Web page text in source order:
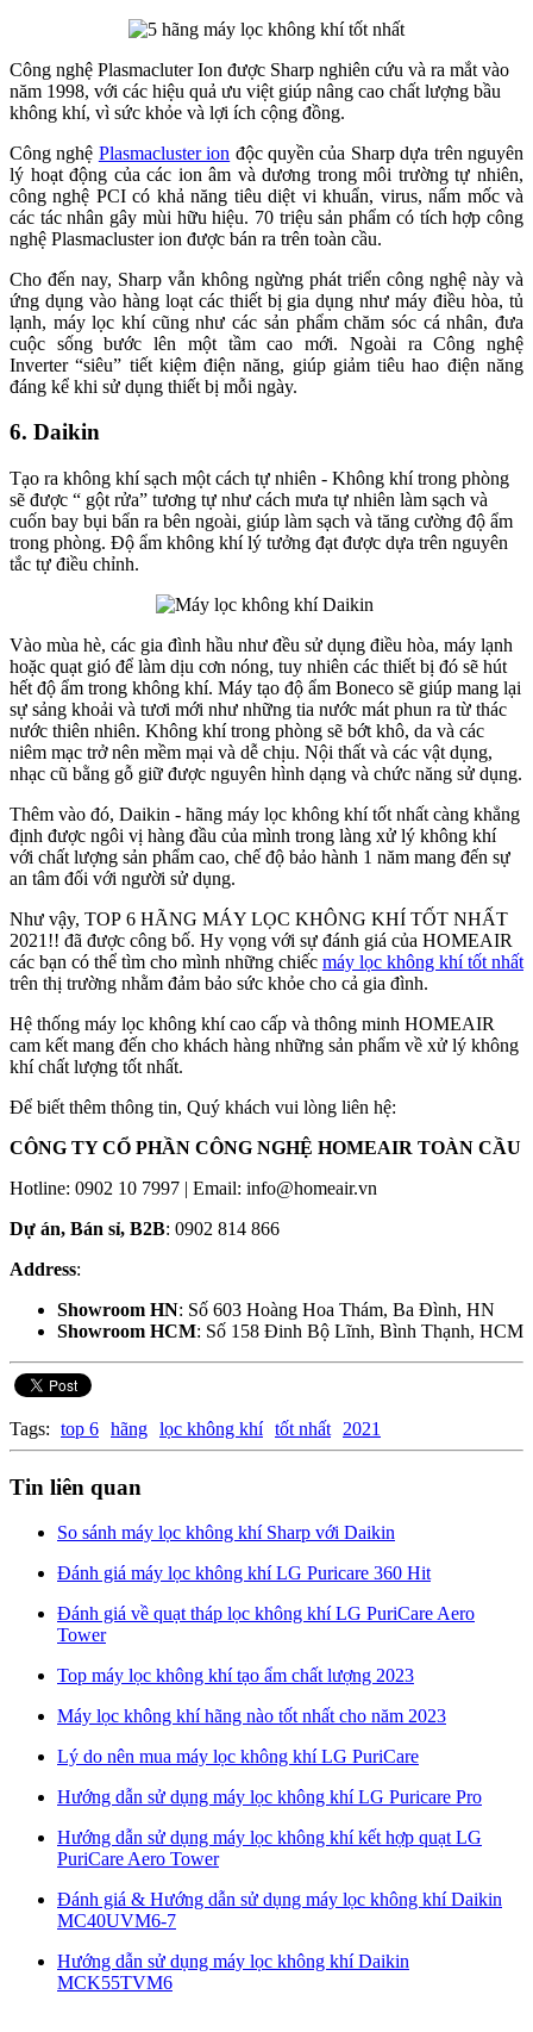
Công nghệ Plasmacluter Ion được Sharp nghiên cứu và ra mắt vào
năm 1998, với các hiệu quả ưu việt giúp nâng cao chất lượng bầu
không khí, vì sức khỏe và lợi ích cộng đồng.
Công nghệ Plasmacluster ion độc quyền của Sharp dựa trên nguyên
lý hoạt động của các ion âm và dương trong môi trường tự nhiên,
công nghệ PCI có khả năng tiêu diệt vi khuẩn, virus, nấm mốc và
các tác nhân gây mùi hữu hiệu. 70 triệu sản phẩm có tích hợp công
nghệ Plasmacluster ion được bán ra trên toàn cầu.
Cho đến nay, Sharp vẫn không ngừng phát triển công nghệ này và
ứng dụng vào hàng loạt các thiết bị gia dụng như máy điều hòa, tủ
lạnh, máy lọc khí cũng như các sản phẩm chăm sóc cá nhân, đưa
cuộc sống bước lên một tầm cao mới. Ngoài ra Công nghệ
Inverter “siêu” tiết kiệm điện năng, giúp giảm tiêu hao điện năng
đáng kể khi sử dụng thiết bị mỗi ngày.
6. Daikin
Tạo ra không khí sạch một cách tự nhiên - Không khí trong phòng
sẽ được “ gột rửa” tương tự như cách mưa tự nhiên làm sạch và
cuốn bay bụi bẩn ra bên ngoài, giúp làm sạch và tăng cường độ ẩm
trong phòng. Độ ẩm không khí lý tưởng đạt được dựa trên nguyên
tắc tự điều chỉnh.
Vào mùa hè, các gia đình hầu như đều sử dụng điều hòa, máy lạnh
hoặc quạt gió để làm dịu cơn nóng, tuy nhiên các thiết bị đó sẽ hút
hết độ ẩm trong không khí. Máy tạo độ ẩm Boneco sẽ giúp mang lại
sự sảng khoải và tươi mới như những tia nước mát phun ra từ thác
nước thiên nhiên. Không khí trong phòng sẽ bớt khô, da và các
niêm mạc trở nên mềm mại và dễ chịu. Nội thất và các vật dụng,
nhạc cũ bằng gỗ giữ được nguyên hình dạng và chức năng sử dụng.
Thêm vào đó, Daikin - hãng máy lọc không khí tốt nhất càng khẳng
định được ngôi vị hàng đầu của mình trong làng xử lý không khí
với chất lượng sản phẩm cao, chế độ bảo hành 1 năm mang đến sự
an tâm đối với người sử dụng.
Như vậy, TOP 6 HÃNG MÁY LỌC KHÔNG KHÍ TỐT NHẤT
2021!! đã được công bố. Hy vọng với sự đánh giá của HOMEAIR
các bạn có thể tìm cho mình những chiếc máy lọc không khí tốt nhất
trên thị trường nhằm đảm bảo sức khỏe cho cả gia đình.
Hệ thống máy lọc không khí cao cấp và thông minh HOMEAIR
cam kết mang đến cho khách hàng những sản phẩm về xử lý không
khí chất lượng tốt nhất.
Để biết thêm thông tin, Quý khách vui lòng liên hệ:
CÔNG TY CỔ PHẦN CÔNG NGHỆ HOMEAIR TOÀN CẦU
Hotline: 0902 10 7997 | Email: info@homeair.vn
Dự án, Bán sỉ, B2B: 0902 814 866
Address:
Showroom HN: Số 603 Hoàng Hoa Thám, Ba Đình, HN
Showroom HCM: Số 158 Đinh Bộ Lĩnh, Bình Thạnh, HCM
Tags: top 6 hãng lọc không khí tốt nhất 2021
Tin liên quan
So sánh máy lọc không khí Sharp với Daikin
Đánh giá máy lọc không khí LG Puricare 360 Hit
Đánh giá về quạt tháp lọc không khí LG PuriCare Aero
Tower
Top máy lọc không khí tạo ẩm chất lượng 2023
Máy lọc không khí hãng nào tốt nhất cho năm 2023
Lý do nên mua máy lọc không khí LG PuriCare
Hướng dẫn sử dụng máy lọc không khí LG Puricare Pro
Hướng dẫn sử dụng máy lọc không khí kết hợp quạt LG
PuriCare Aero Tower
Đánh giá & Hướng dẫn sử dụng máy lọc không khí Daikin
MC40UVM6-7
Hướng dẫn sử dụng máy lọc không khí Daikin
MCK55TVM6